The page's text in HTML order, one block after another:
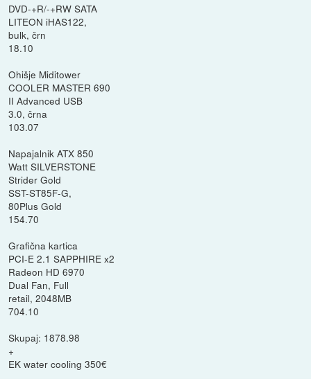
DVD-+R/-+RW SATA
LITEON iHAS122,
bulk, črn
18.10
Ohišje Miditower
COOLER MASTER 690
II Advanced USB
3.0, črna
103.07
Napajalnik ATX 850
Watt SILVERSTONE
Strider Gold
SST-ST85F-G,
80Plus Gold
154.70
Grafična kartica
PCI-E 2.1 SAPPHIRE x2
Radeon HD 6970
Dual Fan, Full
retail, 2048MB
704.10
Skupaj: 1878.98
+
EK water cooling 350€